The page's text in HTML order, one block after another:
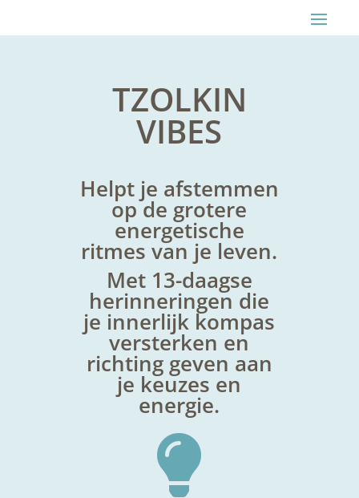
TZOLKIN
VIBES
Helpt je afstemmen
op de grotere
energetische
ritmes van je leven.
Met 13-daagse
herinneringen die
je innerlijk kompas
versterken en
richting geven aan
je keuzes en
energie.
